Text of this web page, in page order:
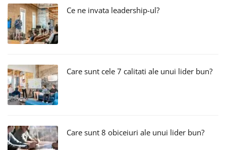
Ce ne invata leadership-ul?
Care sunt cele 7 calitati ale unui lider bun?
Care sunt 8 obiceiuri ale unui lider bun?